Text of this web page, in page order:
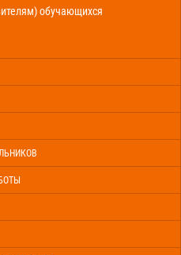
обучающихся